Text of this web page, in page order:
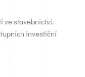
ve stavebnictví.
investiční